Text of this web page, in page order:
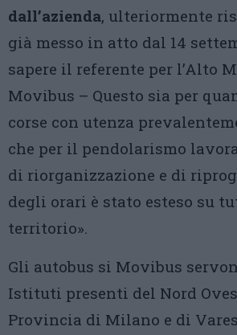
dall’azienda, ulteriormente
già messo in atto dal 14
sapere il referente per l’Alto
Movibus – Questo sia per
corse con utenza
che per il pendolarismo
di riorganizzazione e di
degli orari è stato esteso su
territorio».
Gli autobus si Movibus
Istituti presenti del Nord
Provincia di Milano e di